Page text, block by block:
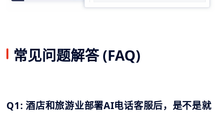
常见问题解答 (FAQ)
Q1: 酒店和旅游业部署AI电话客服后，是不是就